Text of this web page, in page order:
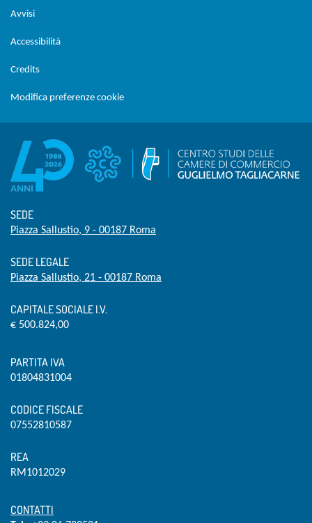
Avvisi
Accessibilità
Credits
Modifica preferenze cookie
SEDE
Piazza Sallustio, 9 - 00187 Roma
SEDE LEGALE
Piazza Sallustio, 21 - 00187 Roma
CAPITALE SOCIALE I.V.
€ 500.824,00
PARTITA IVA
01804831004
CODICE FISCALE
07552810587
REA
RM1012029
CONTATTI